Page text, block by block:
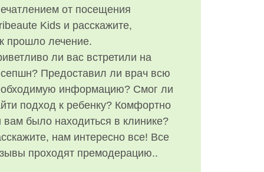
от посещения
Kids и расскажите,
прошло лечение.
ли вас встретили на
Предоставил ли врач всю
информацию? Смог ли
подход к ребенку? Комфортно
вам было находиться в клинике?
нам интересно все! Все
проходят премодерацию..